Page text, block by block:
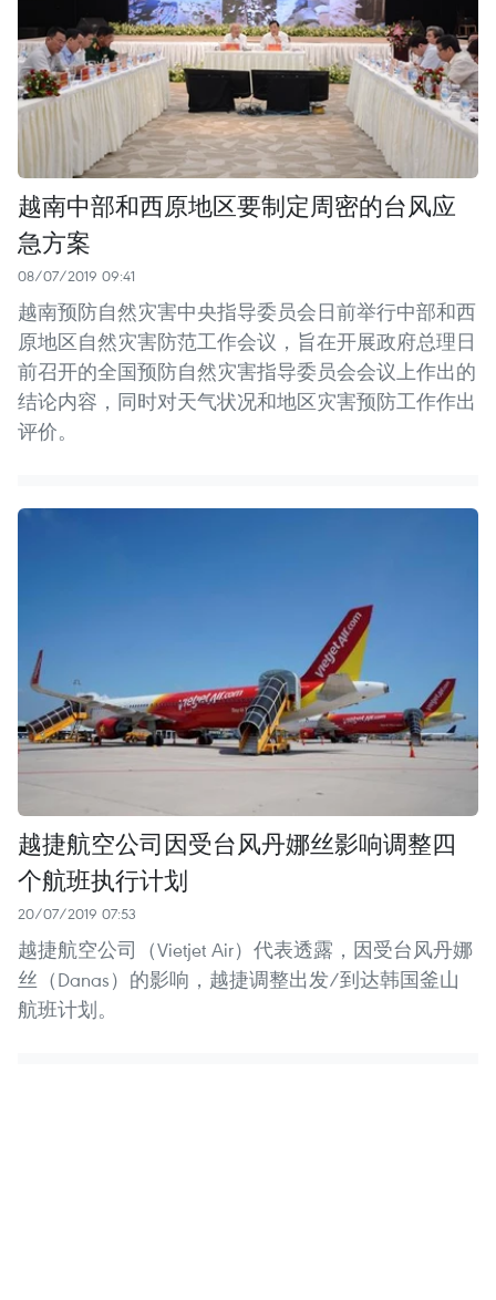
越南中部和西原地区要制定周密的台风应
急方案
08/07/2019 09:41
越南预防自然灾害中央指导委员会日前举行中部和西
原地区自然灾害防范工作会议，旨在开展政府总理日
前召开的全国预防自然灾害指导委员会会议上作出的
结论内容，同时对天气状况和地区灾害预防工作作出
评价。
越捷航空公司因受台风丹娜丝影响调整四
个航班执行计划
20/07/2019 07:53
越捷航空公司（Vietjet Air）代表透露，因受台风丹娜
丝（Danas）的影响，越捷调整出发/到达韩国釜山
航班计划。